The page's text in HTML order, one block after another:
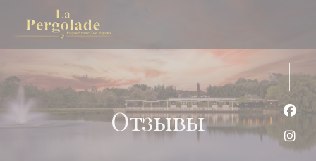
Панель управления cookies
Отзывы